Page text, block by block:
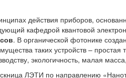
действия приборов,
кафедрой квантовой
. В органической фотонике
таких устройств –
экологичность, малая
ЛЭТИ по направлению